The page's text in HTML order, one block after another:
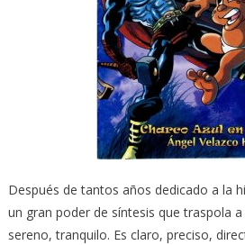
Después de tantos años dedicado a la
un gran poder de síntesis que traspola
sereno, tranquilo. Es claro, preciso,